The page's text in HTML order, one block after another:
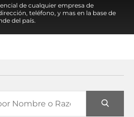
de cualquier empresa de
teléfono, y mas en la base de
del país.